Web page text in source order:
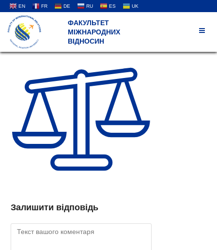
EN FR DE RU ES UK
ФАКУЛЬТЕТ
МІЖНАРОДНИХ
ВІДНОСИН
Залишити відповідь